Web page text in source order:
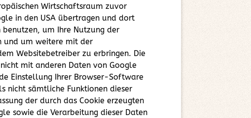
Wirtschaftsraum zuvor
in den USA übertragen und dort
um Ihre Nutzung der
und um weitere mit der
Websitebetreiber zu erbringen. Die
mit anderen Daten von Google
Einstellung Ihrer Browser-Software
nicht sämtliche Funktionen dieser
der durch das Cookie erzeugten
sowie die Verarbeitung dieser Daten